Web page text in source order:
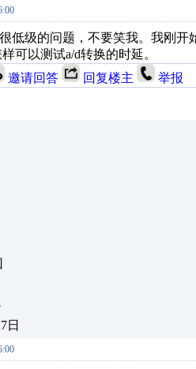
低级的问题，不要笑我。我刚
可以测试a/d转换的时延。
邀请回答 回复楼主 举报
日